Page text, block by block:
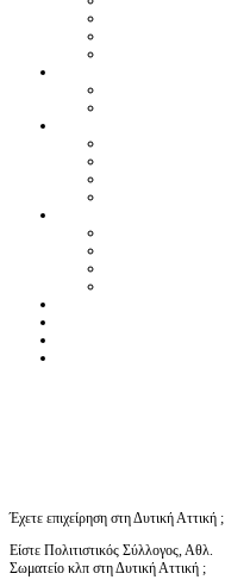
Έχετε επιχείρηση στη Δυτική Αττική ;
Είστε Πολιτιστικός Σύλλογος, Αθλ.
Σωματείο κλπ στη Δυτική Αττική ;